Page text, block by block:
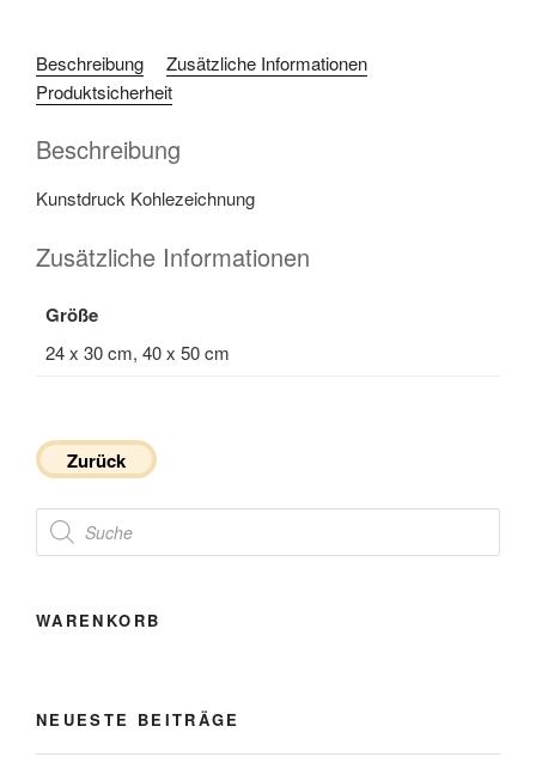
Beschreibung
Zusätzliche Informationen
Produktsicherheit
Beschreibung
Kunstdruck Kohlezeichnung
Zusätzliche Informationen
Größe
24 x 30 cm, 40 x 50 cm
Zurück
Products
search
WARENKORB
NEUESTE BEITRÄGE